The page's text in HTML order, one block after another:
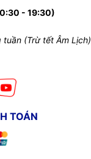
- 19:30)
(Trừ tết Âm Lịch)
TOÁN